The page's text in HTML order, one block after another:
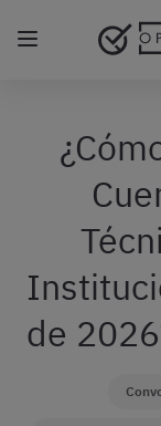
de